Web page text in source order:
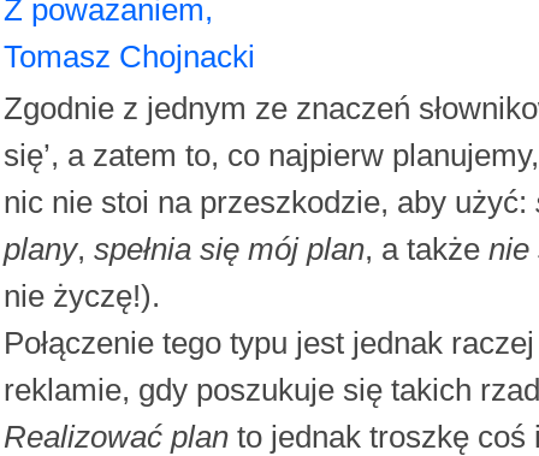
Z poważaniem,
Tomasz Chojnacki
Zgodnie z jednym ze znaczeń
się’, a zatem to, co najpierw
nic nie stoi na przeszkodzie, aby użyć:
plany, spełnia się mój plan, a także nie
nie życzę!).
Połączenie tego typu jest jednak
reklamie, gdy poszukuje się takich
Realizować plan to jednak troszkę coś